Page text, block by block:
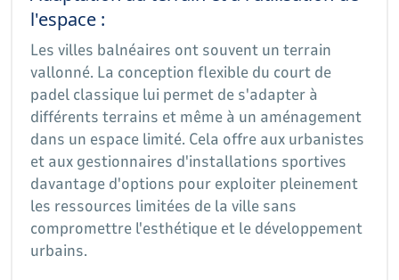
l'espace :
Les villes balnéaires ont souvent un terrain
vallonné. La conception flexible du court de
padel classique lui permet de s'adapter à
différents terrains et même à un aménagement
dans un espace limité. Cela offre aux urbanistes
et aux gestionnaires d'installations sportives
davantage d'options pour exploiter pleinement
les ressources limitées de la ville sans
compromettre l'esthétique et le développement
urbains.